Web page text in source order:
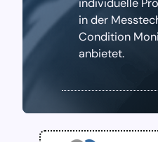
individuelle
in der
Condition
anbietet.